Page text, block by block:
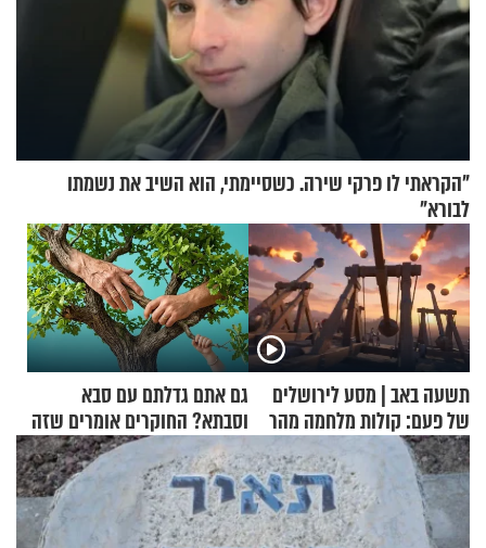
"הקראתי לו פרקי שירה. כשסיימתי, הוא השיב את נשמתו
לבורא"
תשעה באב | מסע לירושלים
של פעם: קולות מלחמה מהר
הזיתים
גם אתם גדלתם עם סבא
וסבתא? החוקרים אומרים שזה
מתכון מנצח